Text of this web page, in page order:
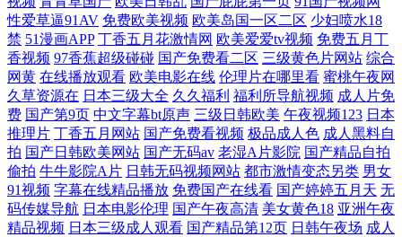
性爱草逼91AV 免费欧美视频 欧美岛国一区二区 少妇喷水18
禁 51漫画APP 丁香五月花激情网 欧美爱爱tv视频 免费五月丁
香视频 97香蕉超级碰碰 国产免费看二区 三级黄色片网站 综合
网黄 在线播放观看 欧美电影在线 伦理片在哪里看 蜜桃午夜网
久草资源在 日本三级大全 久久福利 福利所导航视频 成人片免
费 国产第9页 中文字幕bt原声 三级日韩欧美 午夜视频123 日本
推理片 丁香五月网站 国产免费看视频 极品成人色 成人黑料自
拍 国产日韩欧美网站 国产无码av 老湿A片影院 国产精品自拍
偷拍 牛牛影院A片 日韩无码视频网站 都市激情变态另类 男女
91视频 字幕在线精品播放 免费国产在线看 国产婷婷五月天 无
码传媒导航 日本电影伦理 国产午夜高清 美女黄色18 亚洲午夜
精品视频 日本三级成人观看 国产精品第12页 日韩午夜场 成人